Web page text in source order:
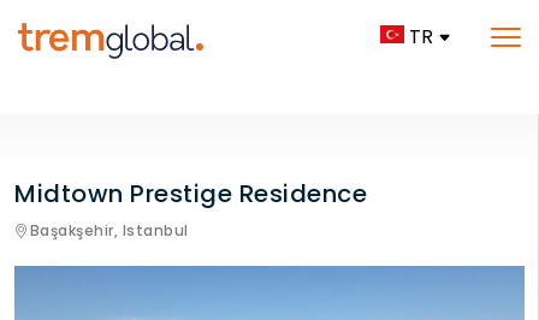
TR
Midtown Prestige Residence
Başakşehir, Istanbul